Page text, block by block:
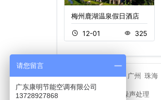
梅州鹿湖温泉假日酒店
12-01 325
相关城市 潮州市 广州 珠海
冷却塔噪声处理
请您留言
广东康明节能空调有限公司
13728927868